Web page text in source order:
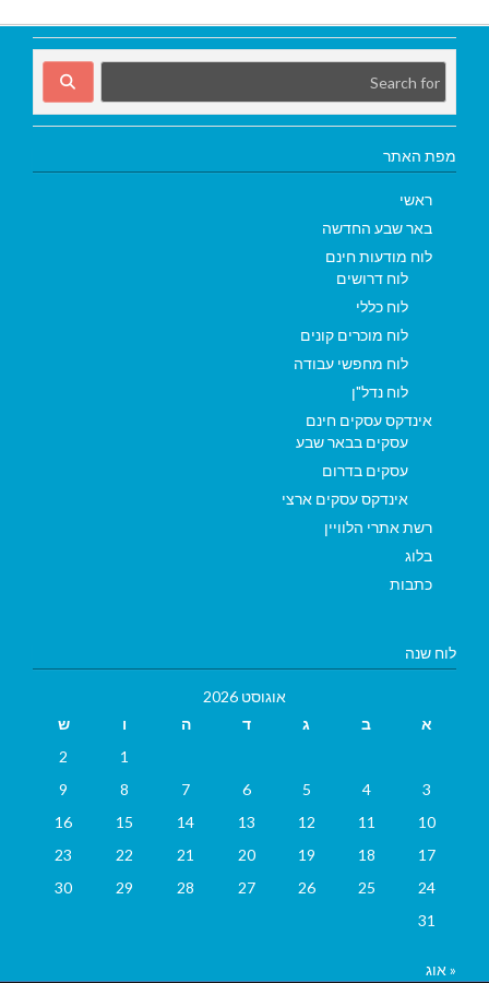
מפת האתר
ראשי
באר שבע החדשה
לוח מודעות חינם
לוח דרושים
לוח כללי
לוח מוכרים קונים
לוח מחפשי עבודה
לוח נדל"ן
אינדקס עסקים חינם
עסקים בבאר שבע
עסקים בדרום
אינדקס עסקים ארצי
רשת אתרי הלוויין
בלוג
כתבות
לוח שנה
אוגוסט 2026
א
ב ג ד ה ו
ש
1
2
3
4
5
6
7
8
9
10
11
12
13
14
15
16
17
18
19
20
21
22
23
24
25
26
27
28
29
30
31
« אוג